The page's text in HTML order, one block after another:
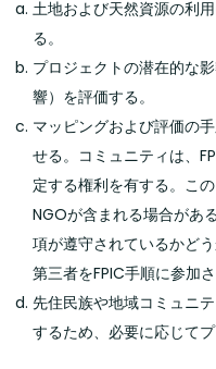
土地および天然資源の利
る。
プロジェクトの潜在的な
響）を評価する。
マッピングおよび評価の
せる。コミュニティは、
定する権利を有する。こ
NGOが含まれる場合があ
項が遵守されているかど
第三者をFPIC手順に参加
先住民族や地域コミュニ
するため、必要に応じて